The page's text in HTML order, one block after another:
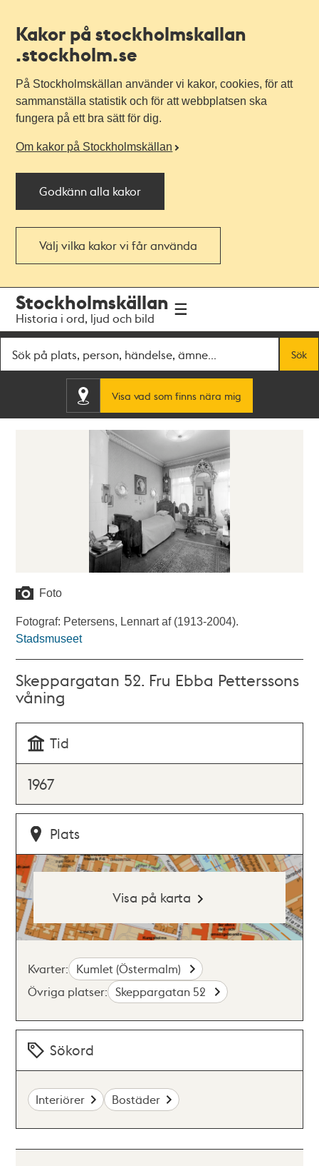
Kakor på stockholmskallan
.stockholm.se
På Stockholmskällan använder vi kakor, cookies, för att
sammanställa statistik och för att webbplatsen ska
fungera på ett bra sätt för dig.
Om kakor på Stockholmskällan
Godkänn alla kakor
Välj vilka kakor vi får använda
navigationen
huvudinnehållet
Stockholmskällan
Historia i ord, ljud och bild
Sök
Visa vad som finns nära mig
Foto
Fotograf: Petersens, Lennart af (1913-2004).
Stadsmuseet
Skeppargatan 52. Fru Ebba Petterssons
våning
Tid
1967
Plats
Visa på karta
Kvarter: Kumlet (Östermalm)
Övriga platser: Skeppargatan 52
Sökord
Interiörer Bostäder